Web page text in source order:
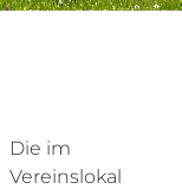
Die im
Vereinslokal